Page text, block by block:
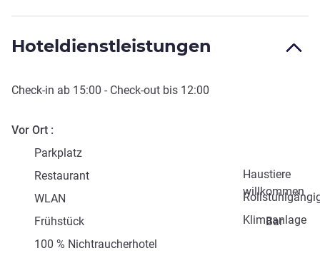
Hoteldienstleistungen
Check-in ab 15:00 - Check-out bis 12:00
Vor Ort
Parkplatz
Haustiere
willkommen
Restaurant
WLAN
Klimaanlage
Frühstück
Bar
100 % Nichtraucherhotel